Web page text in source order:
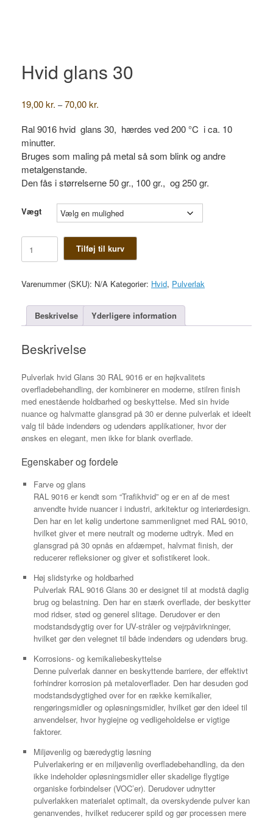
Hvid glans 30
19,00kr. – 70,00kr.
til
70,00 kr.
Ral 9016 hvid glans 30, hærdes ved 200 °C i ca. 10
minutter.
Bruges som maling på metal så som blink og andre
metalgenstande.
Den fås i størrelserne 50 gr., 100 gr., og 250 gr.
Vægt
Hvid
glans
30
Tilføj til kurv
Varenummer (SKU): N/A Kategorier: Hvid, Pulverlak
Beskrivelse Yderligere information
Beskrivelse
Pulverlak hvid Glans 30 RAL 9016 er en højkvalitets
overfladebehandling, der kombinerer en moderne, stilren finish
med enestående holdbarhed og beskyttelse. Med sin hvide
nuance og halvmatte glansgrad på 30 er denne pulverlak et ideelt
valg til både indendørs og udendørs applikationer, hvor der
ønskes en elegant, men ikke for blank overflade.
Egenskaber og fordele
Farve og glans
RAL 9016 er kendt som “Trafikhvid” og er en af de mest
anvendte hvide nuancer i industri, arkitektur og interiørdesign.
Den har en let kølig undertone sammenlignet med RAL 9010,
hvilket giver et mere neutralt og moderne udtryk. Med en
glansgrad på 30 opnås en afdæmpet, halvmat finish, der
reducerer refleksioner og giver et sofistikeret look.
Høj slidstyrke og holdbarhed
Pulverlak RAL 9016 Glans 30 er designet til at modstå daglig
brug og belastning. Den har en stærk overflade, der beskytter
mod ridser, stød og generel slitage. Derudover er den
modstandsdygtig over for UV-stråler og vejrpåvirkninger,
hvilket gør den velegnet til både indendørs og udendørs brug.
Korrosions- og kemikaliebeskyttelse
Denne pulverlak danner en beskyttende barriere, der effektivt
forhindrer korrosion på metaloverflader. Den har desuden god
modstandsdygtighed over for en række kemikalier,
rengøringsmidler og opløsningsmidler, hvilket gør den ideel til
anvendelser, hvor hygiejne og vedligeholdelse er vigtige
faktorer.
Miljøvenlig og bæredygtig løsning
Pulverlakering er en miljøvenlig overfladebehandling, da den
ikke indeholder opløsningsmidler eller skadelige flygtige
organiske forbindelser (VOC’er). Derudover udnytter
pulverlakken materialet optimalt, da overskydende pulver kan
genanvendes, hvilket reducerer spild og gør processen mere